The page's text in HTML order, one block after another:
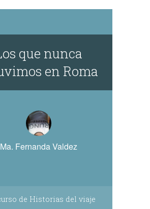
que nunca
en Roma
Ma. Fernanda Valdez
de Historias del viaje